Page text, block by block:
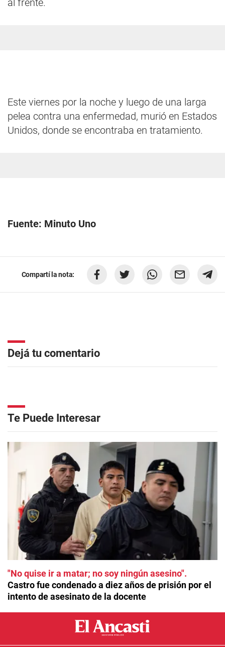
al frente.
Este viernes por la noche y luego de una larga
pelea contra una enfermedad, murió en Estados
Unidos, donde se encontraba en tratamiento.
Fuente: Minuto Uno
Compartí la nota:
Dejá tu comentario
Te Puede Interesar
"No quise ir a matar; no soy ningún asesino"
Castro fue condenado a diez años de prisión por el
intento de asesinato de la docente